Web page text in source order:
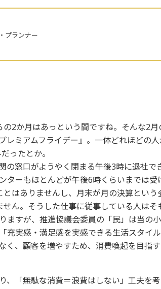
プランナー
2か月はあっという間ですね。そんな2
レミアムフライデー』。一体どれほどの
ったとか。
の窓口がようやく閉まる午後3時に退社で
ターもほとんどが午後6時くらいまでは受
はありませんし、月末が月の決算とい
ん。そうした仕事に従事している人は
ますが、推進協議会委員の「民」は当の
充実感・満足感を実感できる生活スタイ
く、顧客を増やすため、消費喚起を目指
、「無駄な消費＝浪費はしない」工夫を